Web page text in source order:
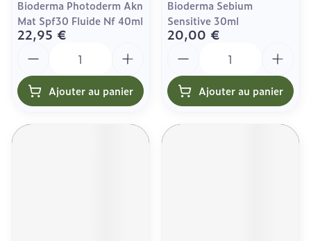
Bioderma Photoderm Akn
Mat Spf30 Fluide Nf 40ml
22,95 €
Ajouter au panier
Bioderma Sebium
Sensitive 30ml
20,00 €
Ajouter au panier